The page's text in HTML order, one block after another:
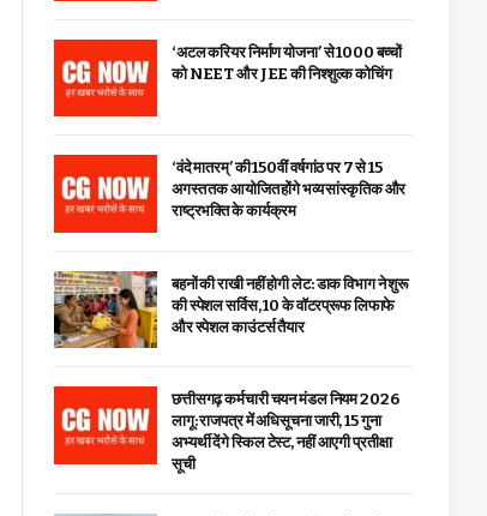
‘अटल करियर निर्माण योजना’ से 1000 बच्चों
को NEET और JEE की निश्शुल्क कोचिंग
‘वंदे मातरम्’ की 150वीं वर्षगांठ पर 7 से 15
अगस्त तक आयोजित होंगे भव्य सांस्कृतिक और
राष्ट्रभक्ति के कार्यक्रम
बहनों की राखी नहीं होगी लेट: डाक विभाग ने शुरू
की स्पेशल सर्विस, ₹10 के वॉटरप्रूफ लिफाफे
और स्पेशल काउंटर्स तैयार
छत्तीसगढ़ कर्मचारी चयन मंडल नियम 2026
लागू: राजपत्र में अधिसूचना जारी, 15 गुना
अभ्यर्थी देंगे स्किल टेस्ट, नहीं आएगी प्रतीक्षा
सूची